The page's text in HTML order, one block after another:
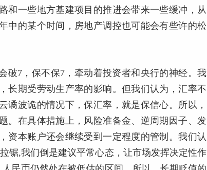
和一些地方基建项目的推进会带来一些缓冲，从
中的某个时间，房地产调控也可能会有些许的松
破7，保不保7，牵动着投资者和央行的神经。我
长期受劳动生产率的影响。但我们认为，汇率不
波诡的情况下，保汇率，就是保信心。所以，
。在具体措施上，风险准备金、逆周期因子、发
资本账户还会继续受到一定程度的管制。我们认
锯,我们倒是建议平常心态，让市场发挥决定性作